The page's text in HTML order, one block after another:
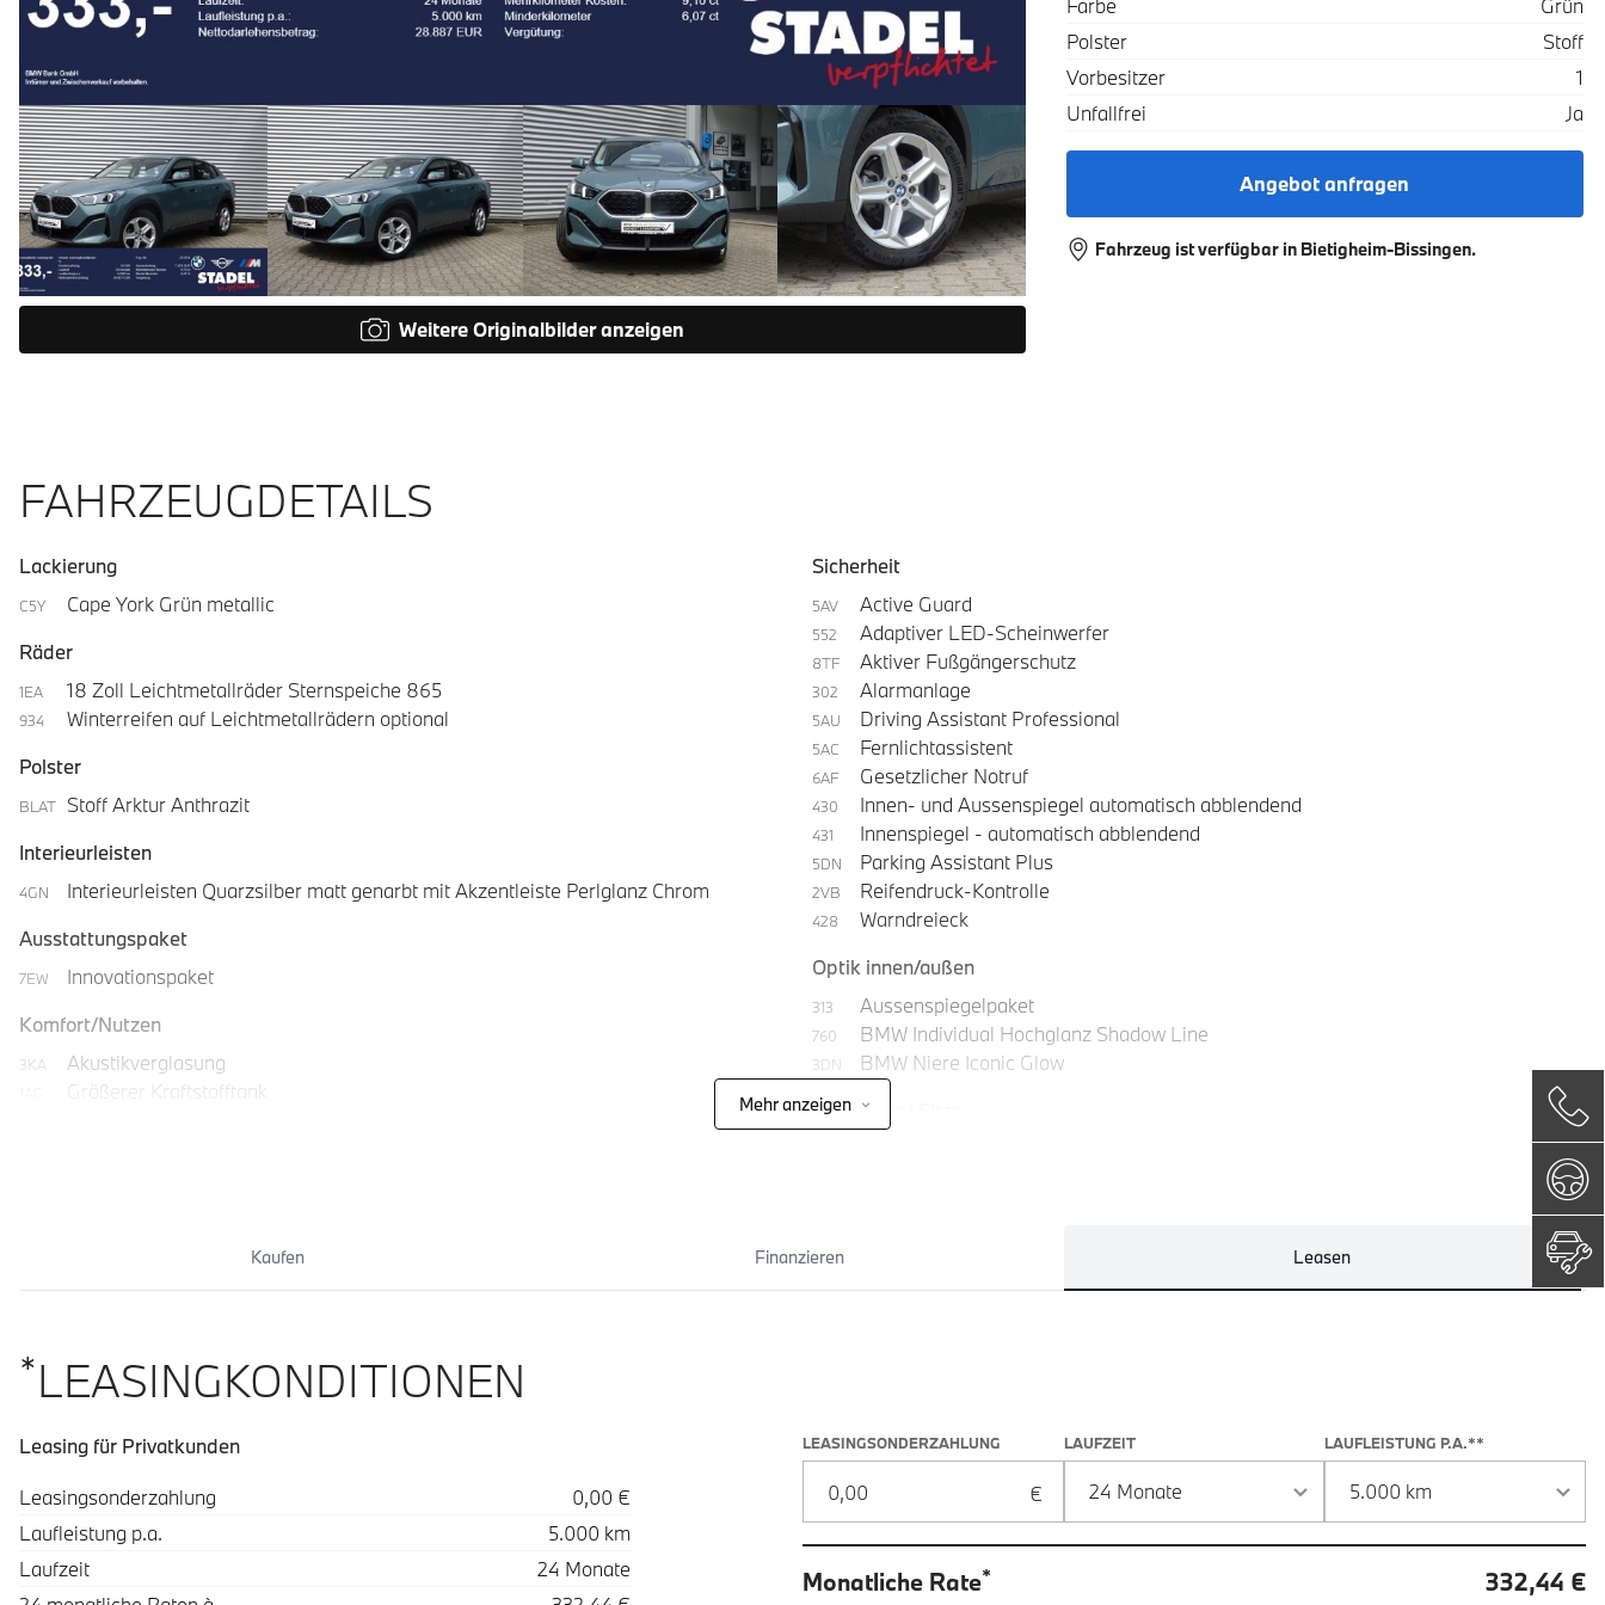
Weitere Originalbilder anzeigen
Farbe
Grün
Polster
Stoff
Vorbesitzer
1
Unfallfrei
Ja
Angebot anfragen
Fahrzeug ist verfügbar in Bietigheim-Bissingen.
FAHRZEUGDETAILS
Lackierung
C5Y
Cape York Grün metallic
Räder
1EA 18 Zoll Leichtmetallräder Sternspeiche 865
934
Winterreifen auf Leichtmetallrädern optional
Polster
BLAT
Stoff Arktur Anthrazit
Interieurleisten
4GN
Interieurleisten Quarzsilber matt genarbt mit Akzentleiste Perlglanz Chrom
Ausstattungspaket
7EW
Innovationspaket
Komfort/Nutzen
3KA Akustikverglasung
Größerer Kraftstofftank
Sicherheit
5AV Active Guard
552 Adaptiver LED-Scheinwerfer
8TF Aktiver Fußgängerschutz
302 Alarmanlage
5AU Driving Assistant Professional
5AC Fernlichtassistent
6AF Gesetzlicher Notruf
430 Innen- und Aussenspiegel automatisch abblendend
431 Innenspiegel - automatisch abblendend
5DN Parking Assistant Plus
2VB Reifendruck-Kontrolle
428
Warndreieck
Optik innen/außen
313 Aussenspiegelpaket
760 BMW Individual Hochglanz Shadow Line
3DN
BMW Niere Iconic Glow
Polsterung/ Sitze
Mehr anzeigen
Kaufen Finanzieren Leasen
*LEASINGKONDITIONEN
Leasing für Privatkunden
SpezifikationWert
Leasingsonderzahlung
0,00 €
Laufleistung p.a.
5.000 km
Laufzeit
24 Monate
Leasingoptionen: Sonderzahlung und Laufzeit
LEASINGSONDERZAHLUNG LAUFZEIT LAUFLEISTUNG P.A.**
Monatliche Rate* 332,44 €